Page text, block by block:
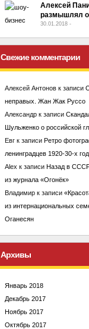
Алексей
размышлял
30.01.2018-
Свежие комментарии
Алексей Антонов к записи
неправых. Жан Жак Руссо
Александр к записи
Шульженко о российской
Евг к записиРетро
ленинградцев 1920-30-х
Alex к записиНазад в
из журнала «Огонёк»
Владимир к записи
из интернациональных
Оганесян
Архивы
Январь 2018
Декабрь 2017
Ноябрь 2017
Октябрь 2017